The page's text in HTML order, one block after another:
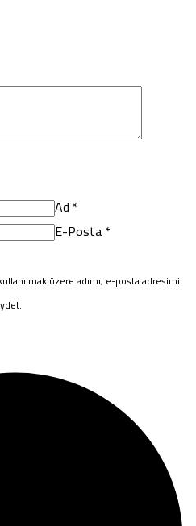
Ad *
E-Posta*
üzere adımı, e-posta adresimi